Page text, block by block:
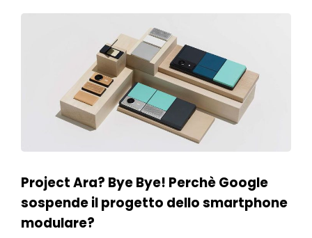
Project Ara? Bye Bye! Perchè Google
sospende il progetto dello smartphone
modulare?